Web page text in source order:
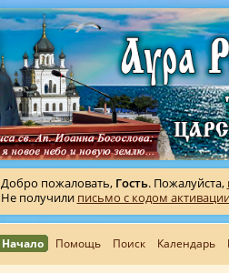
Добро пожаловать, Гость. Пожалуйста,
Не получили письмо с кодом
Начало Помощь Поиск Календарь